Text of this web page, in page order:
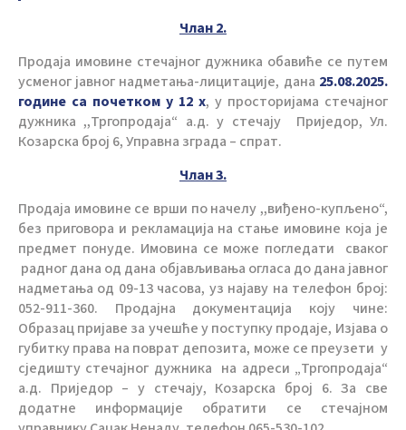
Члан 2.
Продаја имовине стечајног дужника обавиће се путем
усменог јавног надметања-лицитације, дана 25.08.2025.
године са почетком у 12 х, у просторијама стечајног
дужника ,,Тргопродаја“ а.д. у стечају Приједор, Ул.
Козарска број 6, Управна зграда – спрат.
Члан 3.
Продаја имовине се врши по начелу ,,виђено-купљено“,
без приговора и рекламација на стање имовине која је
предмет понуде. Имовина се може погледати сваког
радног дана од дана објављивања огласа до дана јавног
надметања од 09-13 часова, уз најаву на телефон број:
052-911-360. Продајна документација коју чине:
Образац пријаве за учешће у поступку продаје, Изјава о
губитку права на поврат депозита, може се преузети у
сједишту стечајног дужника на адреси „Тргопродаја“
а.д. Приједор – у стечају, Козарска број 6. За све
додатне информације обратити се стечајном